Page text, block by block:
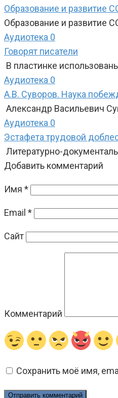
Образование и развитие
Образование и развитие
Аудиотека 0
Говорят писатели
В пластинке
Аудиотека 0
А.В. Суворов. Наука
Александр Васильевич
Аудиотека 0
Эстафета трудовой
Литературно-
Добавить комментарий
Имя *
Email *
Сайт
Комментарий
Сохранить моё имя,